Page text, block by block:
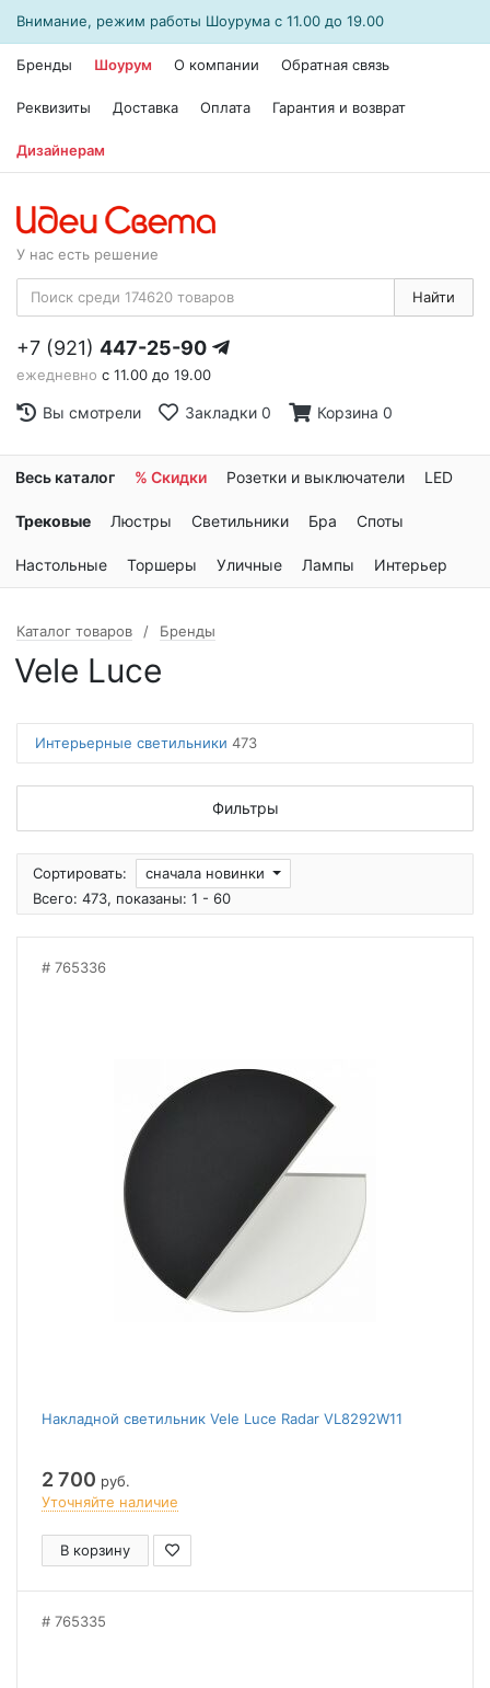
Внимание, режим работы Шоурума с 11.00 до 19.00
Бренды Шоурум О компании Обратная связь
Реквизиты Доставка Оплата Гарантия и возврат
Дизайнерам
У нас есть решение
Найти
+7 (921) 447-25-90
ежедневно с 11.00 до 19.00
Вы смотрели Закладки 0 Корзина 0
Весь каталог % Скидки Розетки и выключатели LED
Трековые Люстры Светильники Бра Споты
Настольные Торшеры Уличные Лампы Интерьер
Каталог товаров Бренды
Vele Luce
Интерьерные светильники 473
Фильтры
Сортировать:
сначала новинки
Всего: 473, показаны: 1 - 60
765336
Накладной светильник Vele Luce Radar VL8292W11
2 700 руб.
Уточняйте наличие
В корзину
765335